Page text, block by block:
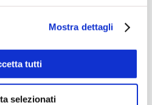
Mostra dettagli
tutti
selezionati
desiderato, inserire i propri
e selezionare la